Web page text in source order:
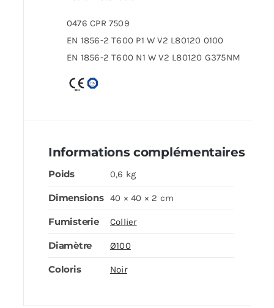
0476 CPR 7509
EN 1856-2 T600 P1 W V2 L80120 0100
EN 1856-2 T600 N1 W V2 L80120 G375NM
Informations complémentaires
Poids 0,6 kg
Dimensions 40 × 40 × 2 cm
Fumisterie Collier
Diamètre Ø100
Coloris Noir